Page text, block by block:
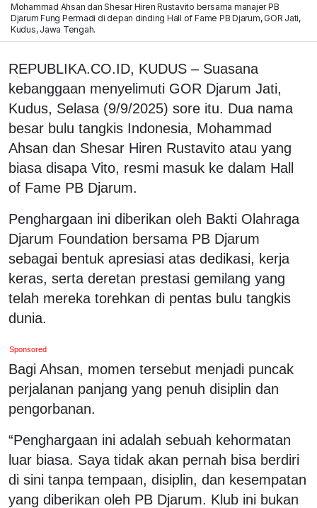
Mohammad Ahsan dan Shesar Hiren Rustavito bersama manajer PB
Djarum Fung Permadi di depan dinding Hall of Fame PB Djarum, GOR Jati,
Kudus, Jawa Tengah.
REPUBLIKA.CO.ID, KUDUS – Suasana
kebanggaan menyelimuti GOR Djarum Jati,
Kudus, Selasa (9/9/2025) sore itu. Dua nama
besar bulu tangkis Indonesia, Mohammad
Ahsan dan Shesar Hiren Rustavito atau yang
biasa disapa Vito, resmi masuk ke dalam Hall
of Fame PB Djarum.
Penghargaan ini diberikan oleh Bakti Olahraga
Djarum Foundation bersama PB Djarum
sebagai bentuk apresiasi atas dedikasi, kerja
keras, serta deretan prestasi gemilang yang
telah mereka torehkan di pentas bulu tangkis
dunia.
Sponsored
Bagi Ahsan, momen tersebut menjadi puncak
perjalanan panjang yang penuh disiplin dan
pengorbanan.
“Penghargaan ini adalah sebuah kehormatan
luar biasa. Saya tidak akan pernah bisa berdiri
di sini tanpa tempaan, disiplin, dan kesempatan
yang diberikan oleh PB Djarum. Klub ini bukan